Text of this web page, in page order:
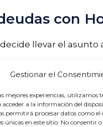
Gestionar el
mejores experiencias, utilizamos
acceder a la información del
permitirá procesar datos como
únicas en este sitio. No consentir
con
llevar el
la notificación al